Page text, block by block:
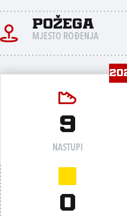
Požega
MJESTO ROĐENJA
9
NASTUPI
0